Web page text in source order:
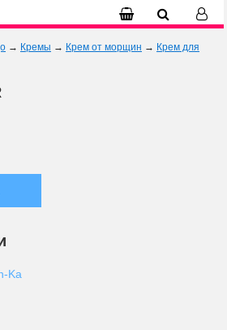
→ Кремы → Крем от морщин → Крем для
Ka